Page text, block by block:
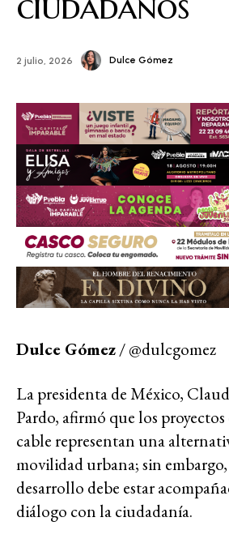
2 julio, 2026 Dulce Gómez
Dulce Gómez/ @dulcgomez
La presidenta de México,
Pardo, afirmó que los
cable representan una
movilidad urbana; sin
desarrollo debe estar
diálogo con la ciudadanía.